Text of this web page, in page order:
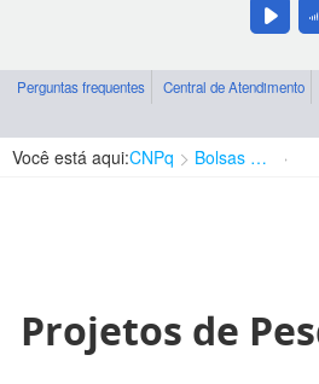
Perguntas frequentes Central de Atendimento
Você está aqui:CNPq Bolsas e Auxílios Vigentes
Projetos de